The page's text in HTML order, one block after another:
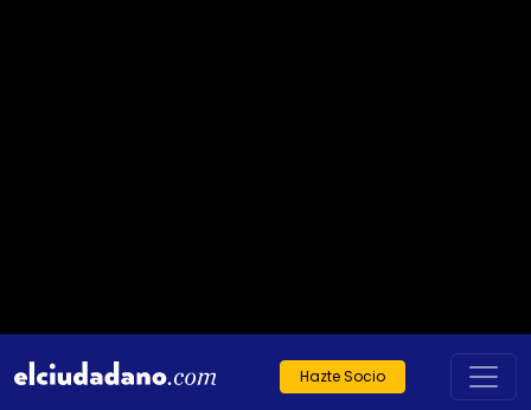
Hazte Socio